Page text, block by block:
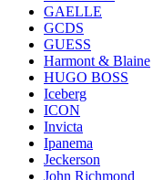
GAELLE
GCDS
GUESS
Harmont & Blaine
HUGO BOSS
Iceberg
ICON
Invicta
Ipanema
Jeckerson
John Richmond